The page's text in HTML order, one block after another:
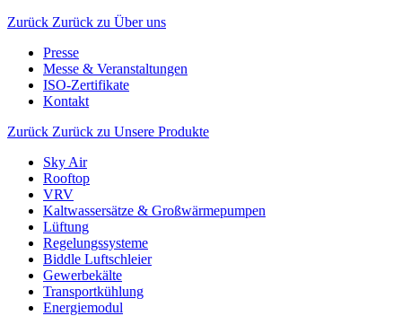
Zurück Zurück zu Über uns
Presse
Messe & Veranstaltungen
ISO-Zertifikate
Kontakt
Zurück Zurück zu Unsere Produkte
Sky Air
Rooftop
VRV
Kaltwassersätze & Großwärmepumpen
Lüftung
Regelungssysteme
Biddle Luftschleier
Gewerbekälte
Transportkühlung
Energiemodul